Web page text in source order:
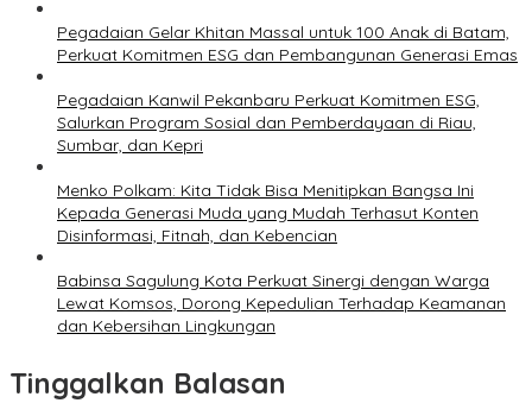
Pegadaian Gelar Khitan Massal untuk 100 Anak di Batam,
Perkuat Komitmen ESG dan Pembangunan Generasi Emas
Pegadaian Kanwil Pekanbaru Perkuat Komitmen ESG,
Salurkan Program Sosial dan Pemberdayaan di Riau,
Sumbar, dan Kepri
Menko Polkam: Kita Tidak Bisa Menitipkan Bangsa Ini
Kepada Generasi Muda yang Mudah Terhasut Konten
Disinformasi, Fitnah, dan Kebencian
Babinsa Sagulung Kota Perkuat Sinergi dengan Warga
Lewat Komsos, Dorong Kepedulian Terhadap Keamanan
dan Kebersihan Lingkungan
Tinggalkan Balasan